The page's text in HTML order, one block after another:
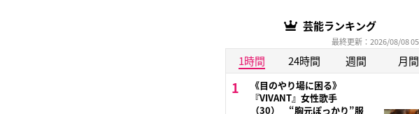
芸能ランキング
最終更新：2026/08/08
1時間 24時間 週間 月間
《目のやり場に困る》
『VIVANT』女性歌手
（30） “胸元ぽっかり”服